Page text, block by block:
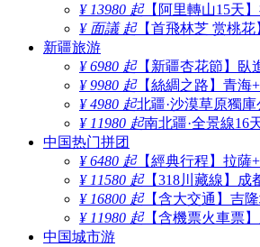
¥ 13980 起【阿里轉山15天
¥ 面議 起【首飛林芝 赏桃花
新疆旅游
¥ 6980 起【新疆杏花節】臥
¥ 9980 起【絲綢之路】青海
¥ 4980 起北疆·沙漠草原獨庫
¥ 11980 起南北疆·全景線16
中国热门拼团
¥ 6480 起【經典行程】拉薩
¥ 11580 起【318川藏線】成
¥ 16800 起【含大交通】吉
¥ 11980 起【含機票火車票
中国城市游